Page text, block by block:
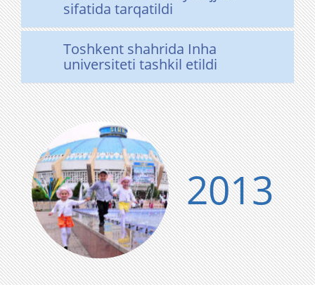
sifatida tarqatildi
Toshkent shahrida Inha
universiteti tashkil etildi
2013